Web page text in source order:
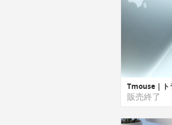
販売終了